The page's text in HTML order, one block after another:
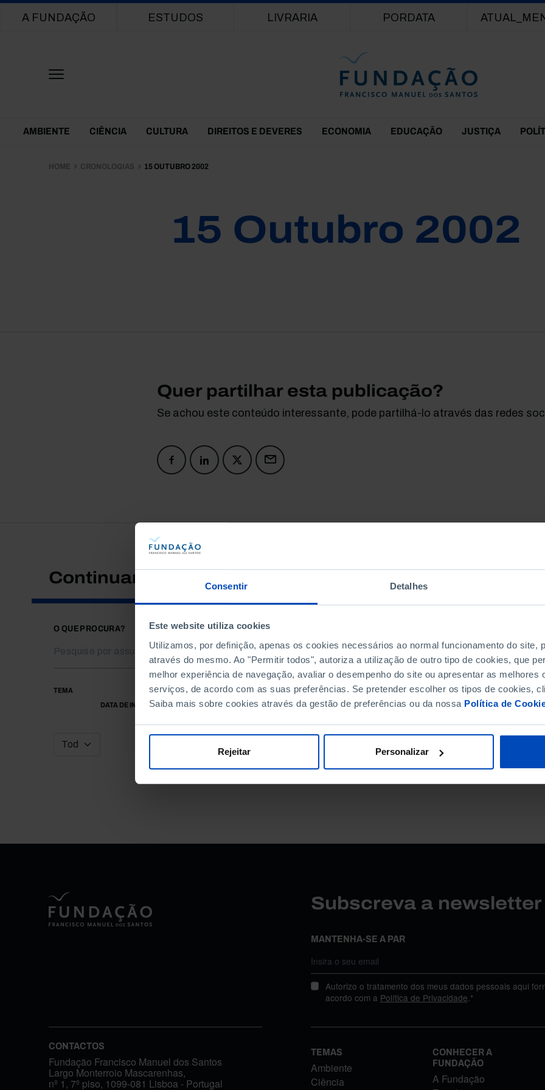
Consentir Detalhes
Este website utiliza cookies
Utilizamos, por definição, apenas os cookies necessários ao normal funcionamento do site,
através do mesmo. Ao "Permitir todos", autoriza a utilização de outro tipo de cookies, que
melhor experiência de navegação, avaliar o desempenho do site ou apresentar as melhores
serviços, de acordo com as suas preferências. Se pretender escolher os tipos de cookies,
Saiba mais sobre cookies através da gestão de preferências ou da nossa Política de
Rejeitar Personalizar
Main navigation
A FUNDAÇÃO ESTUDOS LIVRARIA PORDATA
Themes Menu
AMBIENTE CIÊNCIA CULTURA DIREITOS E DEVERES ECONOMIA EDUCAÇÃO JUSTIÇA
HOME CRONOLOGIAS 15 OUTUBRO 2002
15 Outubro 2002
Quer partilhar esta publicação?
Se achou este conteúdo interessante, pode partilhá-lo através das redes
Continuar a pesquisar
O QUE PROCURA?
TEMA
DATA DE INÍCIO
DATA DE FIM
Subscreva a
MANTENHA-SE A PAR
Autorizo o tratamento dos meus dados pessoais aqui
acordo com a Política de Privacidade.*
CONTACTOS
Fundação Francisco Manuel dos Santos
Largo Monterroio Mascarenhas,
nº 1, 7º piso, 1099-081 Lisboa - Portugal
TEMAS
Ambiente
Ciência
CONHECER A
FUNDAÇÃO
A Fundação